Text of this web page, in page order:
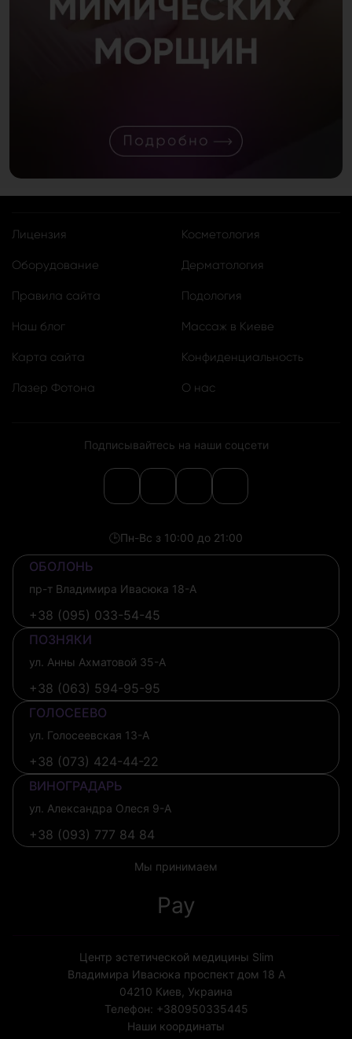
Лицензия
Оборудование
Правила сайта
Наш блог
Карта сайта
Лазер Фотона
Косметология
Дерматология
Подология
Массаж в Киеве
Конфиденциальность
О нас
Подписывайтесь на наши соцсети
🕒Пн-Вс з 10:00 до 21:00
ОБОЛОНЬ
пр-т Владимира Ивасюка 18-А
+38 (095) 033-54-45
ПОЗНЯКИ
ул. Анны Ахматовой 35-А
+38 (063) 594-95-95
ГОЛОСЕЕВО
ул. Голосеевская 13-А
+38 (073) 424-44-22
ВИНОГРАДАРЬ
ул. Александра Олеся 9-А
+38 (093) 777 84 84
Мы принимаем
Pay
Центр эстетической медицины Slim
Владимира Ивасюка проспект дом 18 А
04210 Киев, Украина
Телефон: +380950335445
Наши координаты